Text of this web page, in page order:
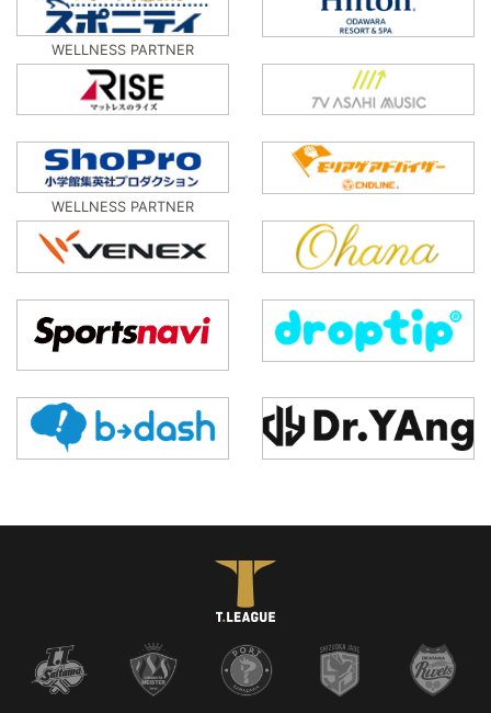
WELLNESS PARTNER
WELLNESS PARTNER